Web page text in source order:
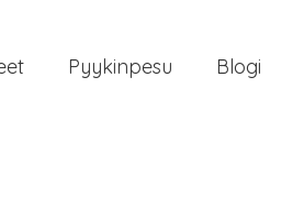
Pyykinpesu Blogi